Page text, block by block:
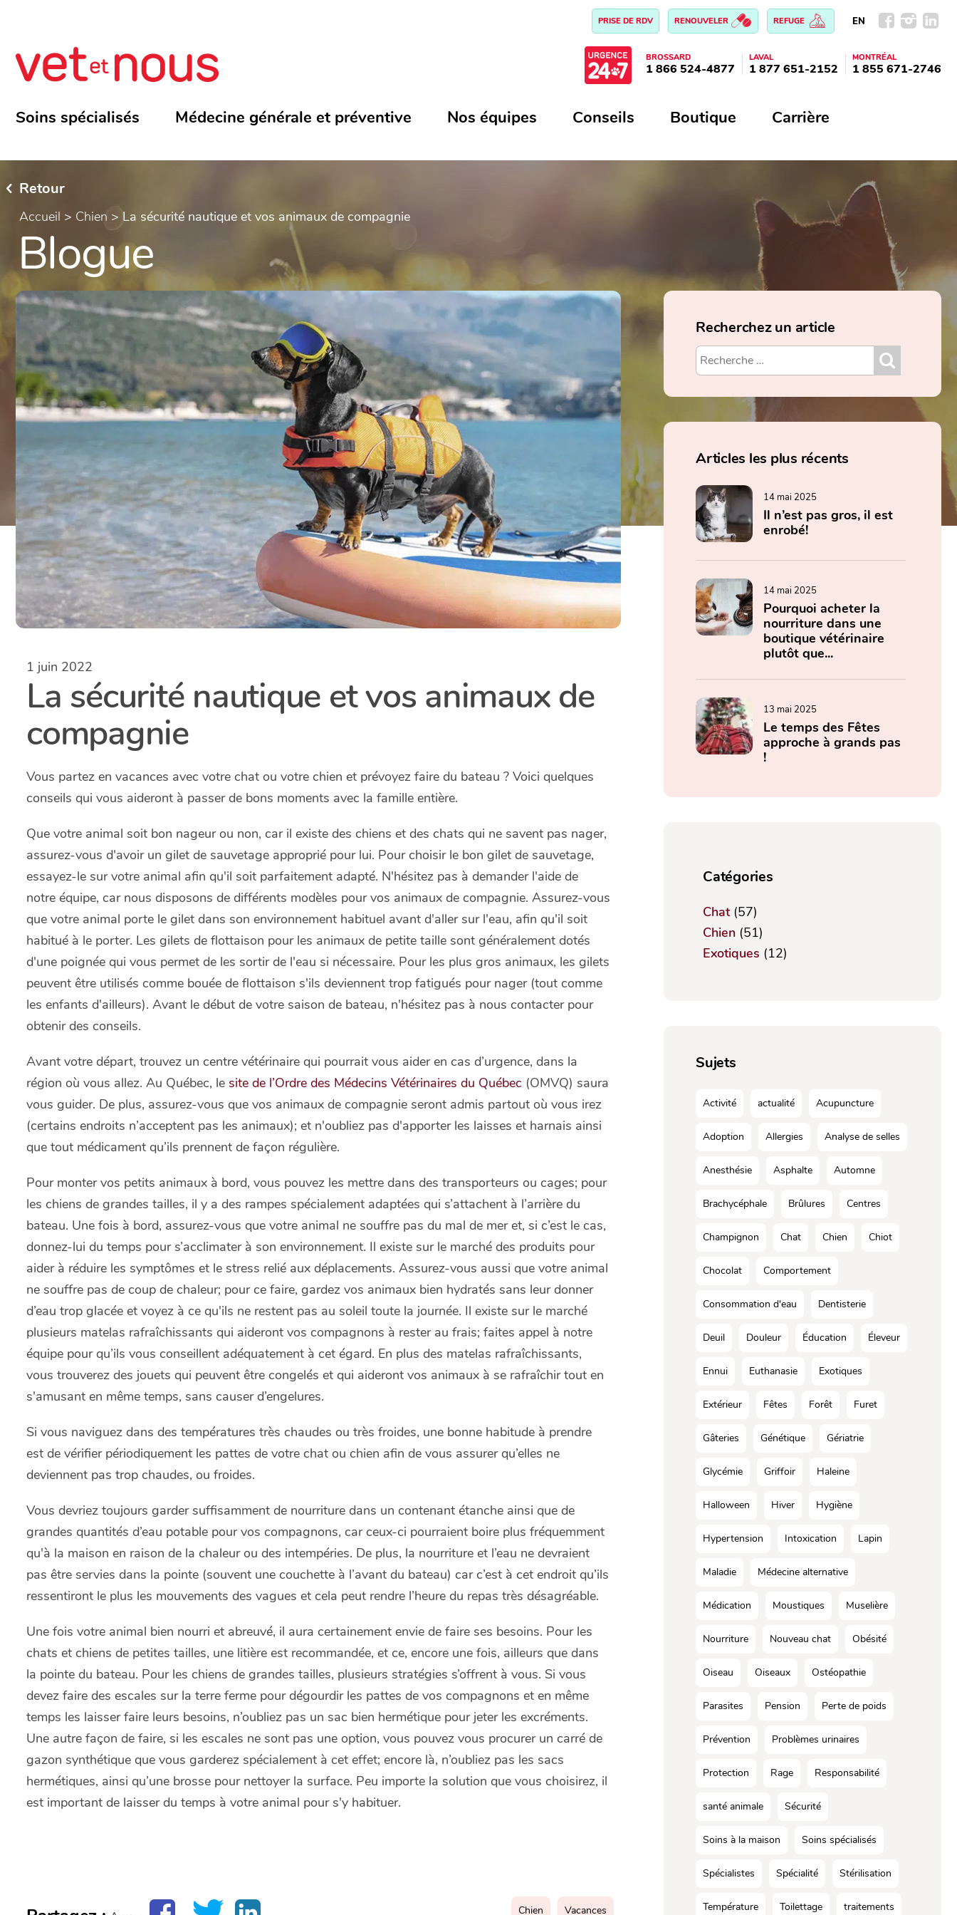
PRISE DE RDV RENOUVELER REFUGE EN
BROSSARD
1 866 524-4877
LAVAL
1 877 651-2152
MONTRÉAL
1 855 671-2746
Soins spécialisés Médecine générale et préventive Nos équipes Conseils Boutique Carrière
Retour
Accueil > Chien > La sécurité nautique et vos animaux de compagnie
Blogue
1 juin 2022
La sécurité nautique et vos animaux de
compagnie
Vous partez en vacances avec votre chat ou votre chien et prévoyez faire du bateau ? Voici quelques
conseils qui vous aideront à passer de bons moments avec la famille entière.
Que votre animal soit bon nageur ou non, car il existe des chiens et des chats qui ne savent pas nager,
assurez-vous d'avoir un gilet de sauvetage approprié pour lui. Pour choisir le bon gilet de sauvetage,
essayez-le sur votre animal afin qu'il soit parfaitement adapté. N'hésitez pas à demander l'aide de
notre équipe, car nous disposons de différents modèles pour vos animaux de compagnie. Assurez-vous
que votre animal porte le gilet dans son environnement habituel avant d'aller sur l'eau, afin qu'il soit
habitué à le porter. Les gilets de flottaison pour les animaux de petite taille sont généralement dotés
d'une poignée qui vous permet de les sortir de l'eau si nécessaire. Pour les plus gros animaux, les gilets
peuvent être utilisés comme bouée de flottaison s'ils deviennent trop fatigués pour nager (tout comme
les enfants d'ailleurs). Avant le début de votre saison de bateau, n'hésitez pas à nous contacter pour
obtenir des conseils.
Avant votre départ, trouvez un centre vétérinaire qui pourrait vous aider en cas d’urgence, dans la
région où vous allez. Au Québec, le site de l’Ordre des Médecins Vétérinaires du Québec (OMVQ) saura
vous guider. De plus, assurez-vous que vos animaux de compagnie seront admis partout où vous irez
(certains endroits n’acceptent pas les animaux); et n'oubliez pas d'apporter les laisses et harnais ainsi
que tout médicament qu’ils prennent de façon régulière.
Pour monter vos petits animaux à bord, vous pouvez les mettre dans des transporteurs ou cages; pour
les chiens de grandes tailles, il y a des rampes spécialement adaptées qui s’attachent à l’arrière du
bateau. Une fois à bord, assurez-vous que votre animal ne souffre pas du mal de mer et, si c’est le cas,
donnez-lui du temps pour s’acclimater à son environnement. Il existe sur le marché des produits pour
aider à réduire les symptômes et le stress relié aux déplacements. Assurez-vous aussi que votre animal
ne souffre pas de coup de chaleur; pour ce faire, gardez vos animaux bien hydratés sans leur donner
d’eau trop glacée et voyez à ce qu'ils ne restent pas au soleil toute la journée. Il existe sur le marché
plusieurs matelas rafraîchissants qui aideront vos compagnons à rester au frais; faites appel à notre
équipe pour qu’ils vous conseillent adéquatement à cet égard. En plus des matelas rafraîchissants,
vous trouverez des jouets qui peuvent être congelés et qui aideront vos animaux à se rafraîchir tout en
s'amusant en même temps, sans causer d’engelures.
Si vous naviguez dans des températures très chaudes ou très froides, une bonne habitude à prendre
est de vérifier périodiquement les pattes de votre chat ou chien afin de vous assurer qu’elles ne
deviennent pas trop chaudes, ou froides.
Vous devriez toujours garder suffisamment de nourriture dans un contenant étanche ainsi que de
grandes quantités d’eau potable pour vos compagnons, car ceux-ci pourraient boire plus fréquemment
qu'à la maison en raison de la chaleur ou des intempéries. De plus, la nourriture et l’eau ne devraient
pas être servies dans la pointe (souvent une couchette à l’avant du bateau) car c’est à cet endroit qu’ils
ressentiront le plus les mouvements des vagues et cela peut rendre l’heure du repas très désagréable.
Une fois votre animal bien nourri et abreuvé, il aura certainement envie de faire ses besoins. Pour les
chats et chiens de petites tailles, une litière est recommandée, et ce, encore une fois, ailleurs que dans
la pointe du bateau. Pour les chiens de grandes tailles, plusieurs stratégies s’offrent à vous. Si vous
devez faire des escales sur la terre ferme pour dégourdir les pattes de vos compagnons et en même
temps les laisser faire leurs besoins, n’oubliez pas un sac bien hermétique pour jeter les excréments.
Une autre façon de faire, si les escales ne sont pas une option, vous pouvez vous procurer un carré de
gazon synthétique que vous garderez spécialement à cet effet; encore là, n’oubliez pas les sacs
hermétiques, ainsi qu’une brosse pour nettoyer la surface. Peu importe la solution que vous choisirez, il
est important de laisser du temps à votre animal pour s'y habituer.
Chien Vacances
Recherchez un article
Articles les plus récents
14 mai 2025
Il n’est pas gros, il est
enrobé!
14 mai 2025
Pourquoi acheter la
nourriture dans une
boutique vétérinaire
plutôt que...
13 mai 2025
Le temps des Fêtes
approche à grands pas
!
Catégories
Chat(57)
Chien (51)
Exotiques (12)
Sujets
Activité actualité Acupuncture
Adoption Allergies Analyse de selles
Anesthésie Asphalte Automne
Brachycéphale Brûlures Centres
Champignon Chat Chien Chiot
Chocolat Comportement
Consommation d'eau Dentisterie
Deuil Douleur Éducation Éleveur
Ennui Euthanasie Exotiques
Extérieur Fêtes Forêt Furet
Gâteries Génétique Gériatrie
Glycémie Griffoir Haleine
Halloween Hiver Hygiène
Hypertension Intoxication Lapin
Maladie Médecine alternative
Médication Moustiques Muselière
Nourriture Nouveau chat Obésité
Oiseau Oiseaux Ostéopathie
Parasites Pension Perte de poids
Prévention Problèmes urinaires
Protection Rage Responsabilité
santé animale Sécurité
Soins à la maison Soins spécialisés
Spécialistes Spécialité Stérilisation
Température Toilettage traitements